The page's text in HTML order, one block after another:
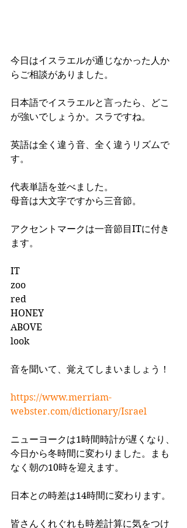
今日はイスラエルが通じなかった人か
らご相談がありました。
日本語でイスラエルと言ったら、どこ
が強いでしょうか。スラですね。
英語は全く違う音、全く違うリズムで
す。
代表単語を並べました。
母音は大文字ですから三音節。
アクセントマークは一音節目ITに付き
ます。
IT
zoo
red
HONEY
ABOVE
look
音を聞いて、覚えてしまいましょう！
https://www.merriam-
webster.com/dictionary/Israel
ニューヨークは1時間時計が遅くなり、
今日から冬時間に変わりました。まも
なく朝の10時を迎えます。
日本との時差は14時間に変わります。
皆さんくれぐれも時差計算に気をつけ